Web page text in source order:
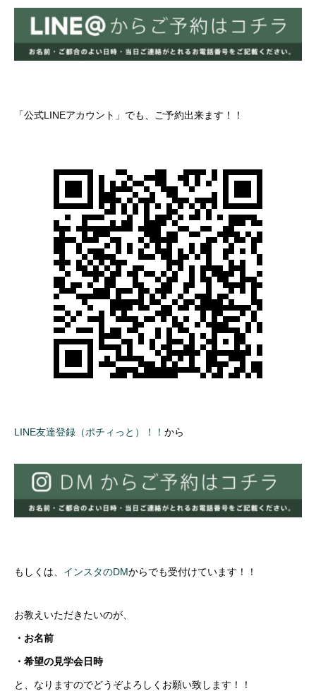
「公式LINEアカウント」でも、ご予約出来ます！！
LINE友達登録（ポチィっと）！！ から
もしくは、 インスタのDMからでも受付けています！！
お教えいただきたいのが、
・お名前
・希望の見学会日時
と、なりますのでどうぞよろしくお願い致します！！